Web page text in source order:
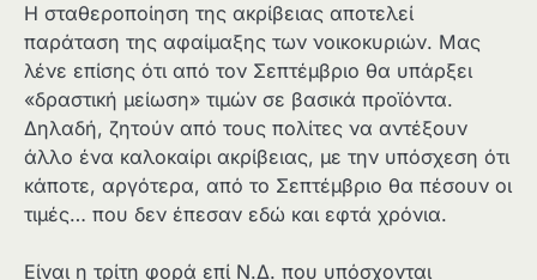
Η σταθεροποίηση της ακρίβειας αποτελεί
παράταση της αφαίμαξης των νοικοκυριών. Μας
λένε επίσης ότι από τον Σεπτέμβριο θα υπάρξει
«δραστική μείωση» τιμών σε βασικά προϊόντα.
Δηλαδή, ζητούν από τους πολίτες να αντέξουν
άλλο ένα καλοκαίρι ακρίβειας, με την υπόσχεση ότι
κάποτε, αργότερα, από το Σεπτέμβριο θα πέσουν οι
τιμές… που δεν έπεσαν εδώ και εφτά χρόνια.
Είναι η τρίτη φορά επί Ν.Δ. που υπόσχονται